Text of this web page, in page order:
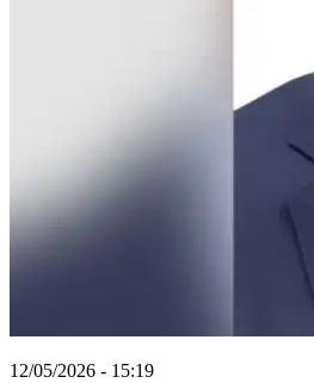
12/05/2026 - 15:19